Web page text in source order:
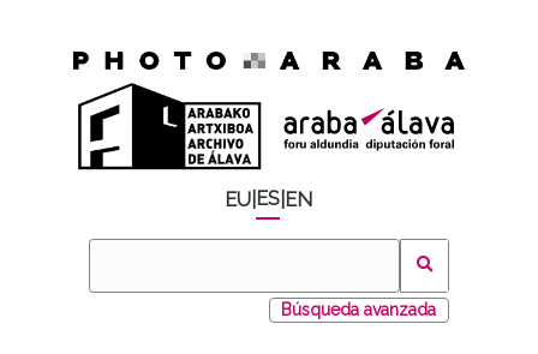
EU ES EN
Búsqueda avanzada